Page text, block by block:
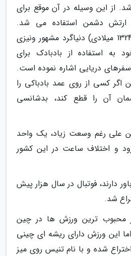
از این وسیله در آن موقع برای
دشمن استفاده می شد.
مارکوپولو (1254 تا 1324 میلادی) دنیاگرد مشهور ونیزی
به استفاده از بادبادک برای
دریایی اشاره نموده است.
کسی از روی عمد بادباکی را
آن را قطع کند، بدشانسی
علی رغم وسعت زیاد، یک واحد
و اختلاف ساعت در این کشور
دارند، فوتبال در سال هزار پیش
شد.
محبوب ترین ورزش ها در چین
این ورزش دارای ریشه ای چینی
اختراع شده و با نام تنیس روی میز